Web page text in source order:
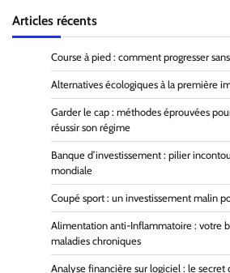
Articles récents
Course à pied : comment progresser
Alternatives écologiques à la première
Garder le cap : méthodes éprouvées
réussir son régime
Banque d’investissement : pilier
mondiale
Coupé sport : un investissement malin
Alimentation anti-Inflammatoire : votre
maladies chroniques
Analyse financière sur logiciel : le secret